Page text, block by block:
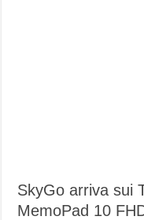
SkyGo arriva sui
MemoPad 10